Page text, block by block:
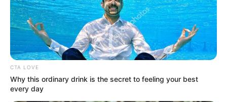
accrocher une place à belle cote si les circonstances
de course lui sont favorables.
Enfin, pour les amateurs de profils spéculatifs, 10
IVOIRE PRESTANCEmérite une certaine attention.
Sa récente sortie à Caen comportait de réelles
promesses avant sa faute. Son entraîneur estime
qu’il aurait pu terminer très près des premiers sans
CTA LOVE
Why this ordinary drink is the secret to feeling your best
every day